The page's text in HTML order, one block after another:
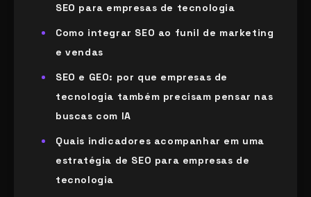
SEO para empresas de tecnologia
Como integrar SEO ao funil de marketing
e vendas
SEO e GEO: por que empresas de
tecnologia também precisam pensar nas
buscas com IA
Quais indicadores acompanhar em uma
estratégia de SEO para empresas de
tecnologia